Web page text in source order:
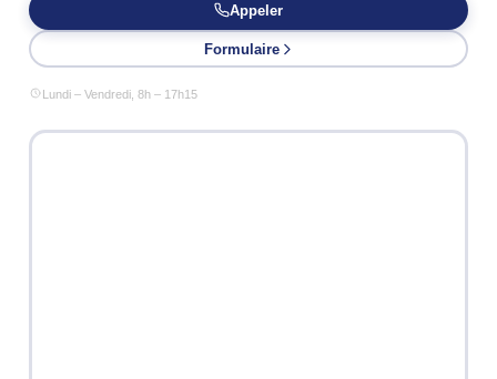
Appeler
Formulaire
Lundi – Vendredi, 8h – 17h15